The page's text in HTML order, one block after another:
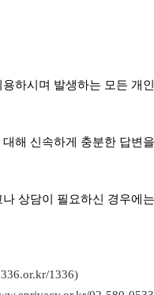
하시며 발생하는 모든 개
해 신속하게 충분한 답변
상담이 필요하신 경우에
1336)